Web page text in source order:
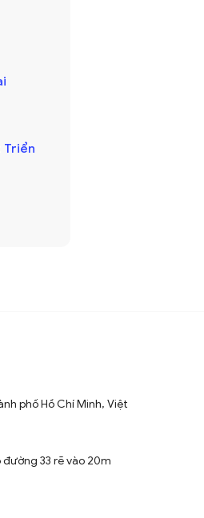
Triển
phố Hồ Chí Minh, Việt
33 rẽ vào 20m